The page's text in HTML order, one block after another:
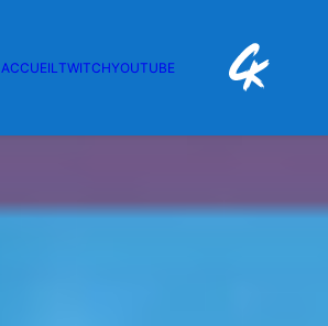
ACCUEILTWITCHYOUTUBE